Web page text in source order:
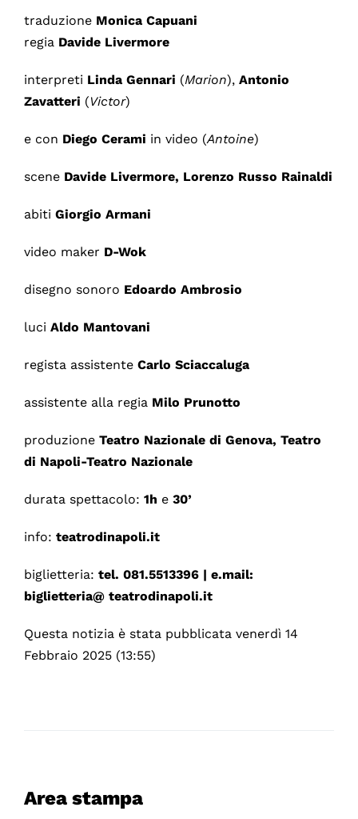
traduzione Monica Capuani
regia Davide Livermore
interpreti Linda Gennari (Marion),Antonio
Zavatteri (Victor)
e con Diego Cerami in video (Antoine)
sceneDavide Livermore, Lorenzo Russo Rainaldi
abiti Giorgio Armani
video maker D-Wok
disegno sonoro Edoardo Ambrosio
luci Aldo Mantovani
regista assistente Carlo Sciaccaluga
assistente alla regia Milo Prunotto
produzione Teatro Nazionale di Genova, Teatro
di Napoli-Teatro Nazionale
durata spettacolo: 1h e30’
info: teatrodinapoli.it
biglietteria: tel. 081.5513396 | e.mail:
biglietteria@ teatrodinapoli.it
Questa notizia è stata pubblicata venerdì 14
Febbraio 2025 (13:55)
Area stampa